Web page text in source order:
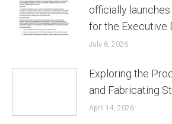
officially
for the Executive
July 6, 2026
Exploring the
and Fabricating
April 14, 2026